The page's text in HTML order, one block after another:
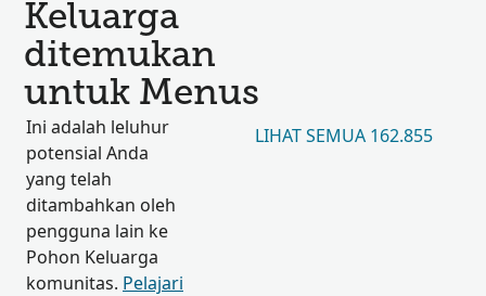
Keluarga
ditemukan
untuk Menus
Ini adalah leluhur
potensial Anda
yang telah
ditambahkan oleh
pengguna lain ke
Pohon Keluarga
komunitas. Pelajari
LIHAT SEMUA 162.855